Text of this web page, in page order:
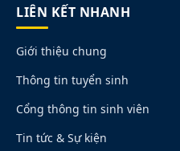
LIÊN KẾT NHANH
Giới thiệu chung
Thông tin tuyển sinh
Cổng thông tin sinh viên
Tin tức & Sự kiện